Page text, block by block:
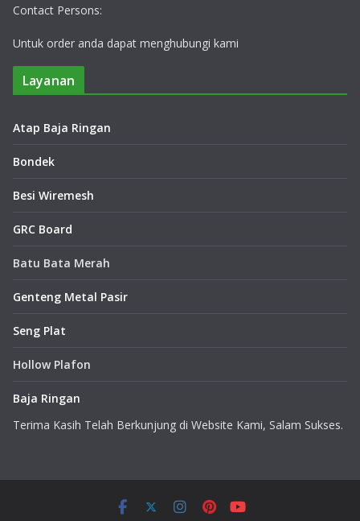
Contact Persons:
Untuk order anda dapat menghubungi kami
Layanan
Atap Baja Ringan
Bondek
Besi Wiremesh
GRC Board
Batu Bata Merah
Genteng Metal Pasir
Seng Plat
Hollow Plafon
Baja Ringan
Terima Kasih Telah Berkunjung di Website Kami, Salam Sukses.